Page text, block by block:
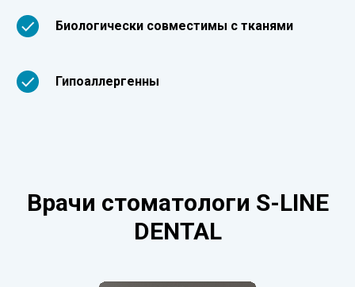
Биологически совместимы с тканями
Гипоаллергенны
Врачи стоматологи S-LINE
DENTAL